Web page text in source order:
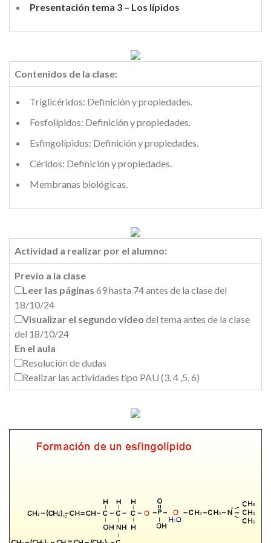
Presentación tema 3 – Los lípidos
Contenidos de la clase:
Triglicéridos: Definición y propiedades.
Fosfolípidos: Definición y propiedades.
Esfingolípidos: Definición y propiedades.
Céridos: Definición y propiedades.
Membranas biológicas.
Actividad a realizar por el alumno:
Previo a la clase
Leer las páginas 69 hasta 74 antes de la clase del
18/10/24
Visualizar el segundo vídeo del tema antes de la clase
del 18/10/24
En el aula
Resolución de dudas
Realizar las actividades tipo PAU (3, 4 ,5, 6)